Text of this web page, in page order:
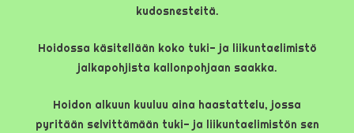
kudosnesteitä.
Hoidossa käsitellään koko tuki- ja liikuntaelimistö
jalkapohjista kallonpohjaan saakka.
Hoidon alkuun kuuluu aina haastattelu, jossa
pyritään selvittämään tuki- ja liikuntaelimistön sen